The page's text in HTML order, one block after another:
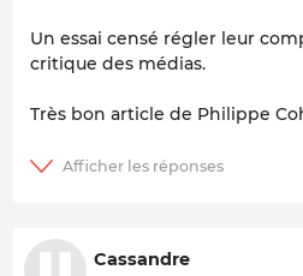
Un essai censé régler leur
critique des médias.
Très bon article de Philippe
Cassandre